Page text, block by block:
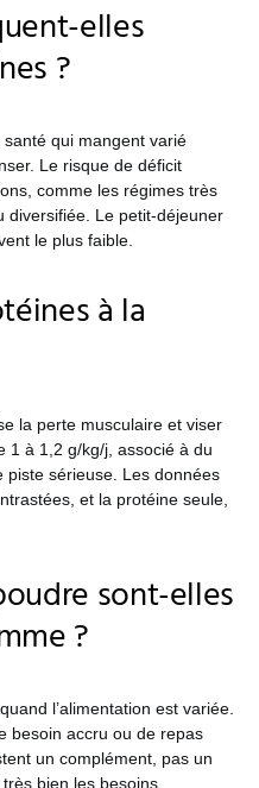
elles
?
qui mangent varié
Le risque de déficit
comme les régimes très
diversifiée. Le petit-déjeuner
le plus faible.
à la
la perte musculaire et viser
1 à 1,2 g/kg/j, associé à du
piste sérieuse. Les données
et la protéine seule,
sont-elles
?
l’alimentation est variée.
besoin accru ou de repas
un complément, pas un
bien les besoins.